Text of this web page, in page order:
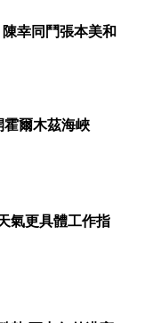
幸同鬥張本美和
霍爾木茲海峽
氣更具體工作指